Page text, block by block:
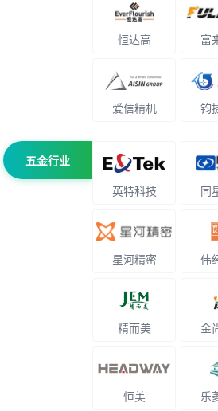
恒达高 富
爱信精机 钧
五金行业
英特科技 同
星河精密 伟
精而美 金
恒美 乐